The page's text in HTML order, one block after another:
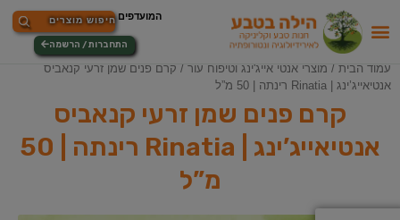
התחברות / הרשמה
עמוד הבית / מוצרי אנטי אייג'ינג וטיפוח עור / קרם פנים שמן זרעי קנאביס
אנטיאייג’ינג | Rinatia רינתה | 50 מ”ל
קרם פנים שמן זרעי קנאביס
אנטיאייג’ינג | Rinatia רינתה | 50
מ”ל